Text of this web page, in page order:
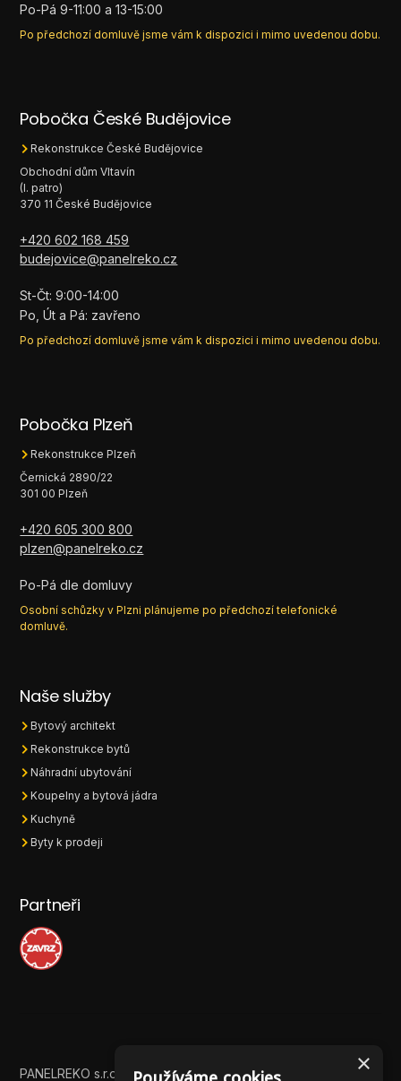
Po-Pá 9-11:00 a 13-15:00
Po předchozí domluvě jsme vám k dispozici i mimo uvedenou dobu.
Pobočka České Budějovice
Rekonstrukce České Budějovice
Obchodní dům Vltavín
(I. patro)
370 11 České Budějovice
+420 602 168 459
budejovice@panelreko.cz
St-Čt: 9:00-14:00
Po, Út a Pá: zavřeno
Po předchozí domluvě jsme vám k dispozici i mimo uvedenou dobu.
Pobočka Plzeň
Rekonstrukce Plzeň
Černická 2890/22
301 00 Plzeň
+420 605 300 800
plzen@panelreko.cz
Po-Pá dle domluvy
Osobní schůzky v Plzni plánujeme po předchozí telefonické
domluvě.
Naše služby
Bytový architekt
Rekonstrukce bytů
Náhradní ubytování
Koupelny a bytová jádra
Kuchyně
Byty k prodeji
Partneři
PANELREKO s.r.o. ©2026 - Všechna práva vyhrazena ×